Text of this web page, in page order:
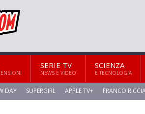
SERIE TV
NEWS E VIDEO
SCIENZA
E TECNOLOGIA
DAY SUPERGIRL APPLE TV+ FRANCO